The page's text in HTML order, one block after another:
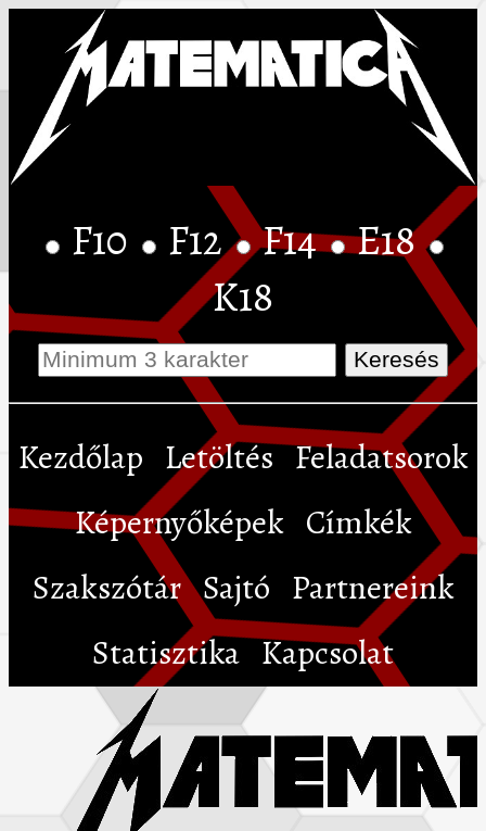
F10 F12 F14 E18
K18
Kezdőlap Letöltés Feladatsorok
Képernyőképek Címkék
Szakszótár Sajtó Partnereink
Statisztika Kapcsolat